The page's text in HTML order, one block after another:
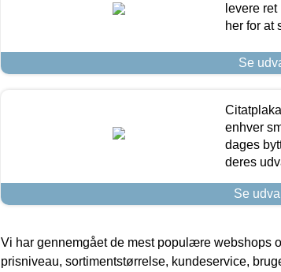
levere
her for at
Se
enhver
dages
deres
Se
Vi har gennemgået de mest populære webshops
prisniveau, sortimentstørrelse, kundeservice,